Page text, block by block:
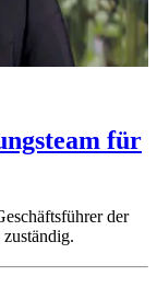
für
der